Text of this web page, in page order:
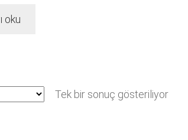
oku
Tek bir sonuç gösteriliyor